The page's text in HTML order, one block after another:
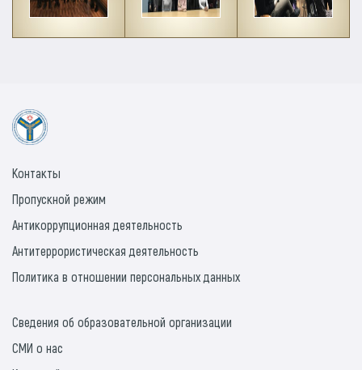
Контакты
Пропускной режим
Антикоррупционная деятельность
Антитеррористическая деятельность
Политика в отношении персональных данных
Сведения об образовательной организации
СМИ о нас